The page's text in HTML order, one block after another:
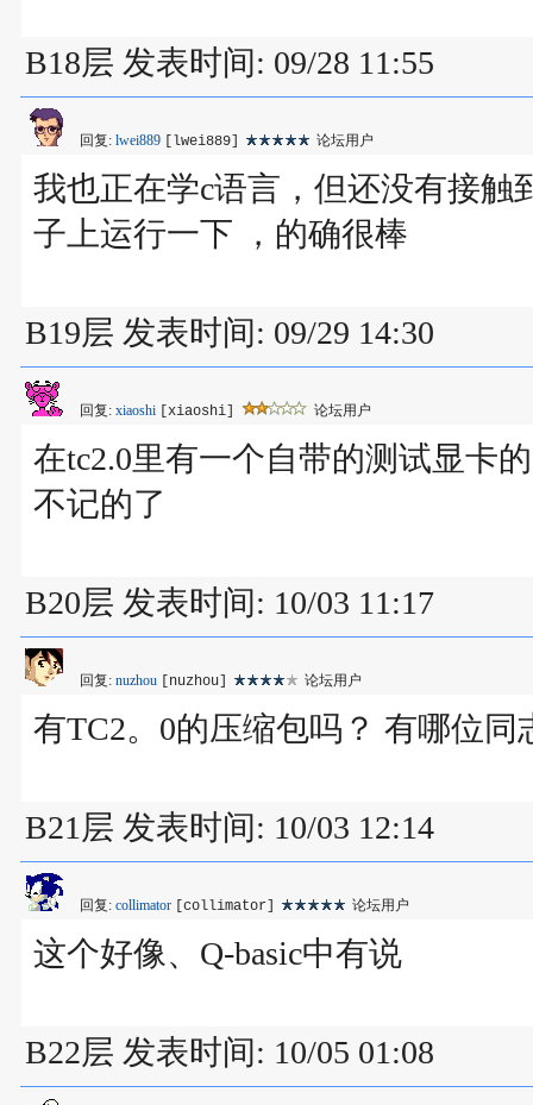
B18层 发表时间: 09/28 11:55
回复: lwei889 [lwei889] 论坛用户
我也正在学c语言，但还没有接
子上运行一下 ，的确很棒
B19层 发表时间: 09/29 14:30
回复: xiaoshi [xiaoshi] 论坛用户
在tc2.0里有一个自带的测试显卡
不记的了
B20层 发表时间: 10/03 11:17
回复: nuzhou [nuzhou] 论坛用户
有TC2。0的压缩包吗？ 有哪位同
B21层 发表时间: 10/03 12:14
回复: collimator [collimator] 论坛用户
这个好像、Q-basic中有说
B22层 发表时间: 10/05 01:08